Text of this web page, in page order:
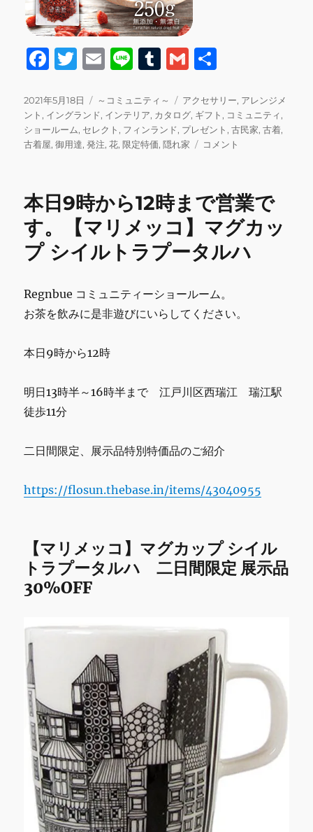
F
c
e
b
o
k
T
it
te
r
E
ai
l
Li
e
T
m
bl
r
G
ai
l
投
稿
日:
2021年5月18日
カ
テ
ゴ
リ
～コミュニティ～
タ
グ
アクセサリー, アレンジメ
ント, イングランド, インテリア, カタログ, ギフト, コミュニティ,
ショールーム, セレクト, フィンランド, プレゼント,古民家,古着,
古着屋,御用達,発注,花,限定特価,隠れ家
本
半
ら
16
時
ま
の
に
コメント
本日9時から12時まで営業で
す。【マリメッコ】マグカッ
プ シイルトラプータルハ
Regnbue コミュニティーショールーム。
お茶を飲みに是非遊びにいらしてください。
本日9時から12時
明日13時半～16時半まで 江戸川区西瑞江 瑞江駅
徒歩11分
二日間限定、展示品特別特価品のご紹介
https://flosun.thebase.in/items/43040955
【マリメッコ】マグカップ シイル
トラプータルハ 二日間限定 展示品
30%OFF